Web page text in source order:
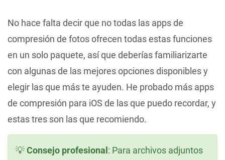
No hace falta decir que no todas las apps de
compresión de fotos ofrecen todas estas funciones
en un solo paquete, así que deberías familiarizarte
con algunas de las mejores opciones disponibles y
elegir las que más te ayuden. He probado más apps
de compresión para iOS de las que puedo recordar, y
estas tres son las que recomiendo.
💡Consejo profesional : Para archivos adjuntos